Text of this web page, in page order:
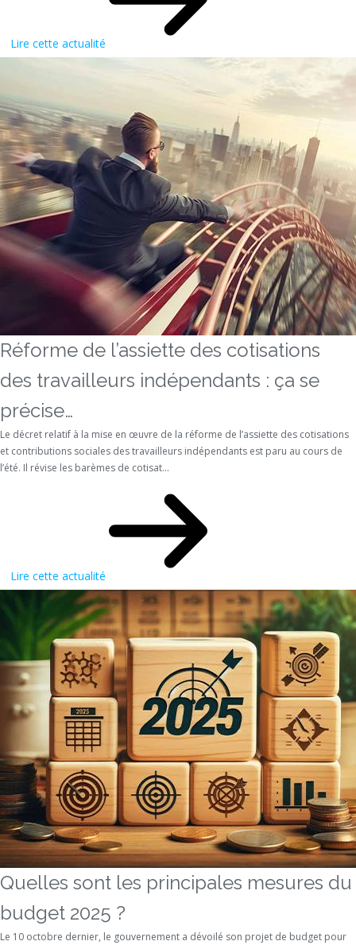
Lire cette actualité
Réforme de l’assiette des cotisations
des travailleurs indépendants : ça se
précise…
Le décret relatif à la mise en œuvre de la réforme de l’assiette des cotisations
et contributions sociales des travailleurs indépendants est paru au cours de
l’été. Il révise les barèmes de cotisat...
Lire cette actualité
Quelles sont les principales mesures du
budget 2025 ?
Le 10 octobre dernier, le gouvernement a dévoilé son projet de budget pour